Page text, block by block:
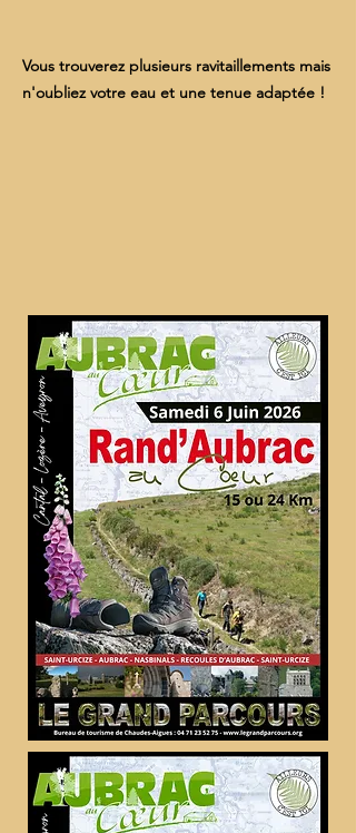
Vous trouverez plusieurs ravitaillements mais
n'oubliez votre eau et une tenue adaptée !